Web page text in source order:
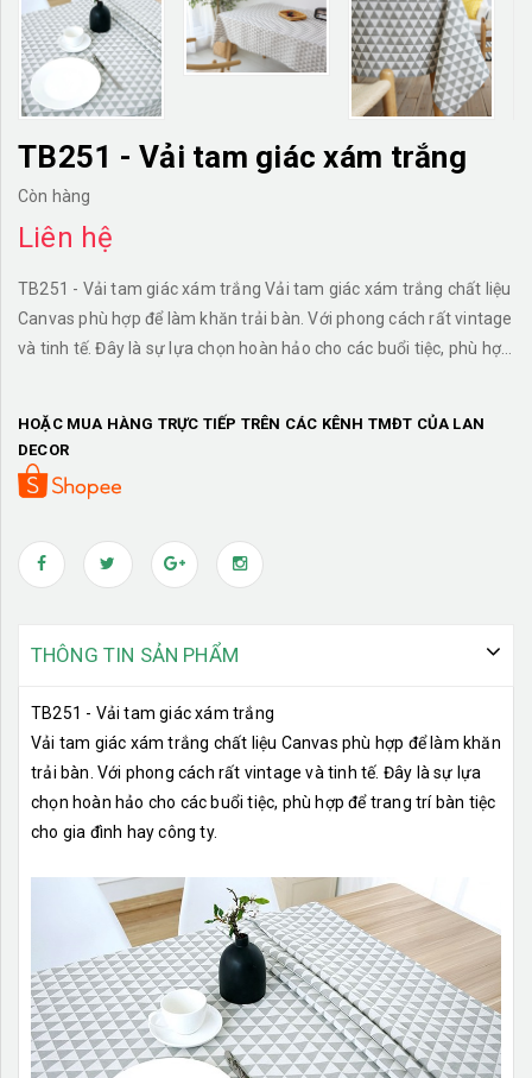
TB251 - Vải tam giác xám trắng
Còn hàng
Liên hệ
TB251 - Vải tam giác xám trắng Vải tam giác xám trắng chất liệu
Canvas phù hợp để làm khăn trải bàn. Với phong cách rất vintage
và tinh tế. Đây là sự lựa chọn hoàn hảo cho các buổi tiệc, phù hợp
HOẶC MUA HÀNG TRỰC TIẾP TRÊN CÁC KÊNH TMĐT CỦA LAN
DECOR
THÔNG TIN SẢN PHẨM
TB251 - Vải tam giác xám trắng
Vải tam giác xám trắng chất liệu Canvas phù hợp để làm khăn
trải bàn. Với phong cách rất vintage và tinh tế. Đây là sự lựa
chọn hoàn hảo cho các buổi tiệc, phù hợp để trang trí bàn tiệc
cho gia đình hay công ty.